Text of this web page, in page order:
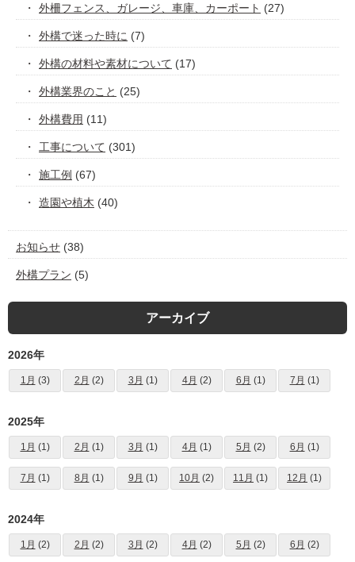
外柵フェンス、ガレージ、車庫、カーポート (27)
外構で迷った時に (7)
外構の材料や素材について (17)
外構業界のこと (25)
外構費用 (11)
工事について (301)
施工例 (67)
造園や植木 (40)
お知らせ (38)
外構プラン (5)
アーカイブ
2026年
1月 (3) 2月 (2) 3月 (1) 4月 (2) 6月 (1) 7月 (1)
2025年
1月 (1) 2月 (1) 3月 (1) 4月 (1) 5月 (2) 6月 (1)
7月 (1) 8月 (1) 9月 (1) 10月 (2) 11月 (1) 12月 (1)
2024年
1月 (2) 2月 (2) 3月 (2) 4月 (2) 5月 (2) 6月 (2)